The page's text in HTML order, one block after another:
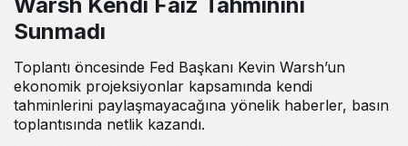
Sunmadı
Toplantı öncesinde Fed Başkanı Kevin Warsh’un
ekonomik projeksiyonlar kapsamında kendi
tahminlerini paylaşmayacağına yönelik haberler, basın
toplantısında netlik kazandı.